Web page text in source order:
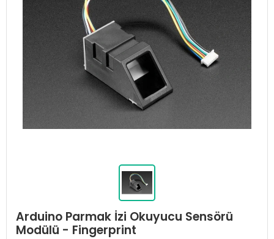
Arduino Parmak İzi Okuyucu Sensörü
Modülü - Fingerprint